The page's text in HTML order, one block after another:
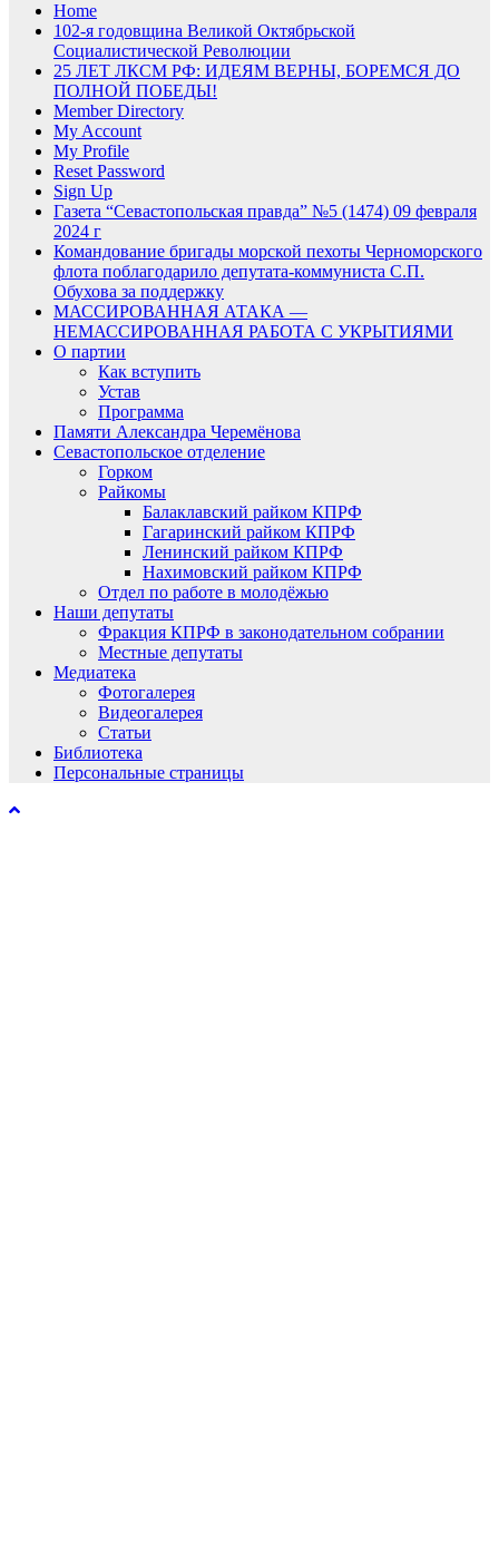
Home
102-я годовщина Великой Октябрьской
Социалистической Революции
25 ЛЕТ ЛКСМ РФ: ИДЕЯМ ВЕРНЫ, БОРЕМСЯ ДО
ПОЛНОЙ ПОБЕДЫ!
Member Directory
My Account
My Profile
Reset Password
Sign Up
Газета “Севастопольская правда” №5 (1474) 09 февраля
2024 г
Командование бригады морской пехоты Черноморского
флота поблагодарило депутата-коммуниста С.П.
Обухова за поддержку
МАССИРОВАННАЯ АТАКА —
НЕМАССИРОВАННАЯ РАБОТА С УКРЫТИЯМИ
О партии
Как вступить
Устав
Программа
Памяти Александра Черемёнова
Севастопольское отделение
Горком
Райкомы
Балаклавский райком КПРФ
Гагаринский райком КПРФ
Ленинский райком КПРФ
Нахимовский райком КПРФ
Отдел по работе в молодёжью
Наши депутаты
Фракция КПРФ в законодательном собрании
Местные депутаты
Медиатека
Фотогалерея
Видеогалерея
Статьи
Библиотека
Персональные страницы